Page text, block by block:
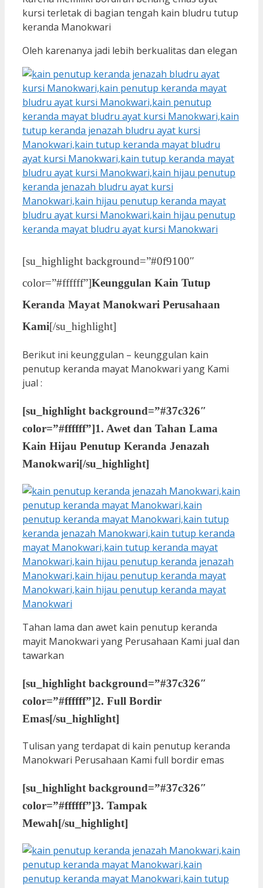
kursi terletak di bagian tengah kain bludru tutup
keranda Manokwari
Oleh karenanya jadi lebih berkualitas dan elegan
[su_highlight background=”#0f9100″
color=”#ffffff”]Keunggulan Kain Tutup
Keranda Mayat Manokwari Perusahaan
Kami[/su_highlight]
Berikut ini keunggulan – keunggulan kain
penutup keranda mayat Manokwari yang Kami
jual :
[su_highlight background=”#37c326″
color=”#ffffff”]1. Awet dan Tahan Lama
Kain Hijau Penutup Keranda Jenazah
Manokwari[/su_highlight]
Tahan lama dan awet kain penutup keranda
mayit Manokwari yang Perusahaan Kami jual dan
tawarkan
[su_highlight background=”#37c326″
color=”#ffffff”]2. Full Bordir
Emas[/su_highlight]
Tulisan yang terdapat di kain penutup keranda
Manokwari Perusahaan Kami full bordir emas
[su_highlight background=”#37c326″
color=”#ffffff”]3. Tampak
Mewah[/su_highlight]